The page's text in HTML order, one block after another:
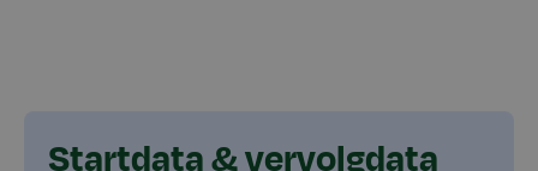
Startdata & vervolgdata